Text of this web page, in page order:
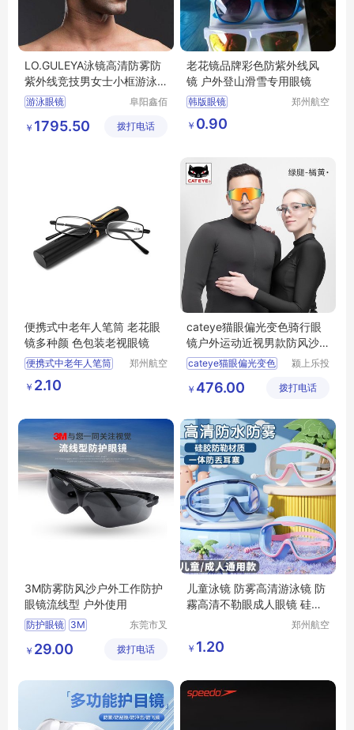
LO.GULEYA泳镜高清防雾防
紫外线竞技男女士小框游泳
眼镜潜水装备
游泳眼镜
游泳眼镜厂家直销
阜阳鑫佰
限公司
￥ 1795.50 拨打电话
老花镜品牌彩色防紫外线风
镜 户外登山滑雪专用眼镜
韩版眼镜
防紫外线镜风镜
男女潮流眼镜
郑州航空
￥ 0.90
便携式中老年人笔筒 老花眼
镜多种颜 色包装老视眼镜
便携式中老年人笔筒
老花眼镜多种颜
色包装老视眼镜
郑州航空
￥ 2.10
cateye猫眼偏光变色骑行眼
镜户外运动近视男款防风沙
女自行车配件
cateye猫眼偏光变色
颍上乐投
有限公司
￥ 476.00 拨打电话
3M防雾防风沙户外工作防护
眼镜流线型 户外使用
防护眼镜 3M
东莞市叉
络科技有
￥ 29.00 拨打电话
儿童泳镜 防雾高清游泳镜 防
霧高清不勒眼成人眼镜 硅胶
郑州航空
￥ 1.20